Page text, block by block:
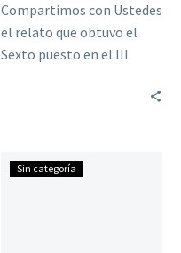
Compartimos con Ustedes
el relato que obtuvo el
Sexto puesto en el III
Estimados
Sin categoría